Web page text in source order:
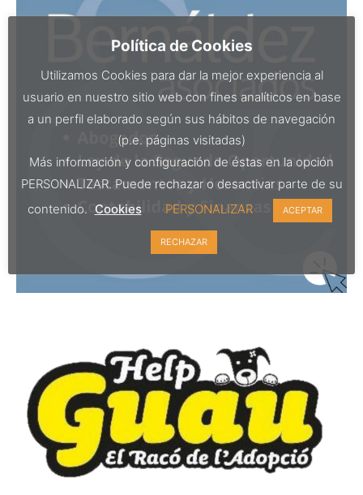
Política de Cookies
Utilizamos Cookies para dar la mejor experiencia al
usuario en nuestro sitio web con fines analíticos en base
a un perfil elaborado según sus hábitos de navegación
(p.e. páginas visitadas)
Más información y configuración de éstas en la opción
PERSONALIZAR. Puede rechazar o desactivar parte de su
contenido. Cookies PERSONALIZAR ACEPTAR
RECHAZAR